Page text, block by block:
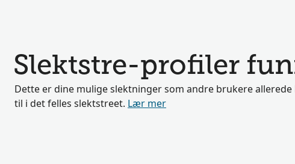
Slektstre-profiler
Dette er dine mulige slektninger som andre brukere
til i det felles slektstreet. Lær mer